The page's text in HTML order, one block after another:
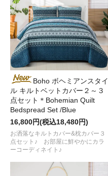
Boho ボヘミアンスタイ
ル キルトベットカバー２～３
点セット＊Bohemian Quilt
Bedspread Set /Blue
16,800円(税込18,480円)
お洒落なキルトカバー&枕カバー３
点セット♪ お部屋に鮮やかにカラ
ーコーディネイト♪